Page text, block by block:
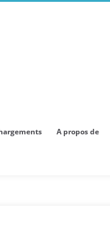
A propos de